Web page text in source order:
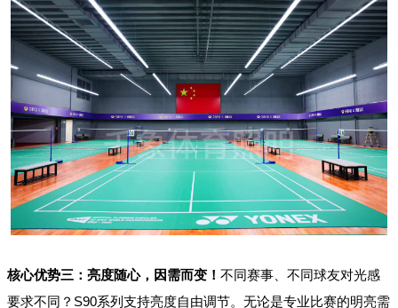
核心优势三：亮度随心，因需而变！ 不同赛事、不同球友对光感
要求不同？S90系列支持亮度自由调节。无论是专业比赛的明亮需